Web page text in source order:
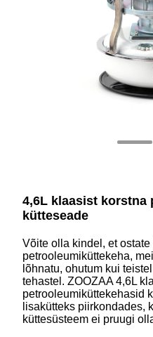
4,6L klaasist korstna
kütteseade
Võite olla kindel, et
petrooleumiküttekeha,
lõhnatu, ohutum kui
tehastel. ZOOZAA 4,6L
petrooleumiküttekehasid
lisakütteks piirkondades,
küttesüsteem ei pruugi